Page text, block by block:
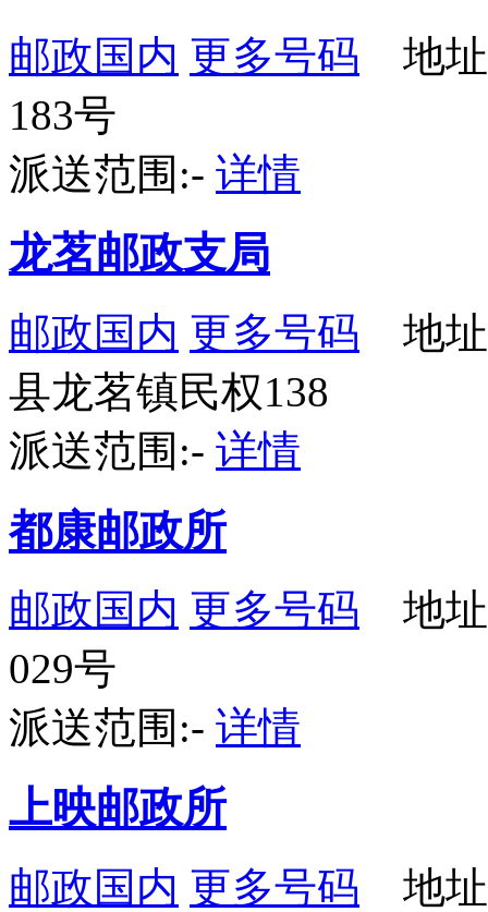
邮政国内 更多号码 地址
183号
派送范围:- 详情
龙茗邮政支局
邮政国内 更多号码 地址
县龙茗镇民权138
派送范围:- 详情
都康邮政所
邮政国内 更多号码 地址
029号
派送范围:- 详情
上映邮政所
邮政国内 更多号码 地址